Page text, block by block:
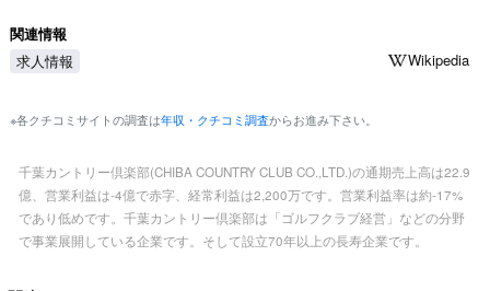
関連情報
求人情報
Wikipedia
※各クチコミサイトの調査は年収・クチコミ調査からお進み下さい。
千葉カントリー倶楽部(CHIBA COUNTRY CLUB CO.,LTD.)の通期売上高は22.9
億、営業利益は-4億で赤字、経常利益は2,200万です。営業利益率は約-17%
であり低めです。千葉カントリー倶楽部は「ゴルフクラブ経営」などの分野
で事業展開している企業です。そして設立70年以上の長寿企業です。